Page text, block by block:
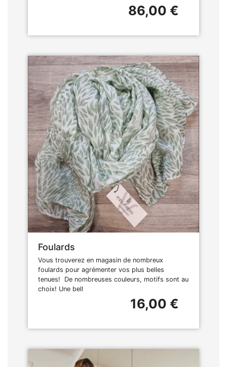
86,00 €
Foulards
Vous trouverez en magasin de nombreux
foulards pour agrémenter vos plus belles
tenues! De nombreuses couleurs, motifs sont au
choix! Une bell
16,00 €